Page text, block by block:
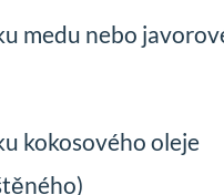
medu nebo
kokosového oleje